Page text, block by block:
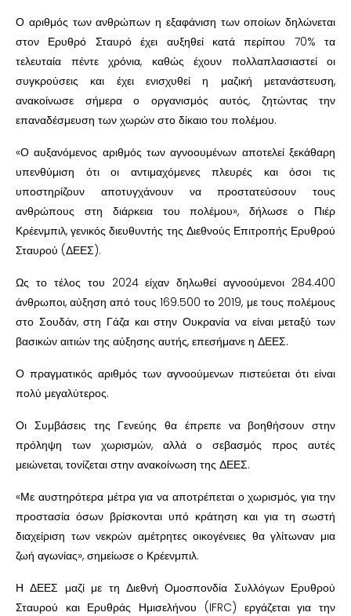
Ο αριθμός των ανθρώπων η εξαφάνιση των οποίων δηλώνεται
στον Ερυθρό Σταυρό έχει αυξηθεί κατά περίπου 70% τα
τελευταία πέντε χρόνια, καθώς έχουν πολλαπλασιαστεί οι
συγκρούσεις και έχει ενισχυθεί η μαζική μετανάστευση,
ανακοίνωσε σήμερα ο οργανισμός αυτός, ζητώντας την
επαναδέσμευση των χωρών στο δίκαιο του πολέμου.
«Ο αυξανόμενος αριθμός των αγνοουμένων αποτελεί ξεκάθαρη
υπενθύμιση ότι οι αντιμαχόμενες πλευρές και όσοι τις
υποστηρίζουν αποτυγχάνουν να προστατεύσουν τους
ανθρώπους στη διάρκεια του πολέμου», δήλωσε ο Πιέρ
Κρέενμπιλ, γενικός διευθυντής της Διεθνούς Επιτροπής Ερυθρού
Σταυρού (ΔΕΕΣ).
Ως το τέλος του 2024 είχαν δηλωθεί αγνοούμενοι 284.400
άνθρωποι, αύξηση από τους 169.500 το 2019, με τους πολέμους
στο Σουδάν, στη Γάζα και στην Ουκρανία να είναι μεταξύ των
βασικών αιτιών της αύξησης αυτής, επεσήμανε η ΔΕΕΣ.
Ο πραγματικός αριθμός των αγνοούμενων πιστεύεται ότι είναι
πολύ μεγαλύτερος.
Οι Συμβάσεις της Γενεύης θα έπρεπε να βοηθήσουν στην
πρόληψη των χωρισμών, αλλά ο σεβασμός προς αυτές
μειώνεται, τονίζεται στην ανακοίνωση της ΔΕΕΣ.
«Με αυστηρότερα μέτρα για να αποτρέπεται ο χωρισμός, για την
προστασία όσων βρίσκονται υπό κράτηση και για τη σωστή
διαχείριση των νεκρών αμέτρητες οικογένειες θα γλίτωναν μια
ζωή αγωνίας», σημείωσε ο Κρέενμπιλ.
Η ΔΕΕΣ μαζί με τη Διεθνή Ομοσπονδία Συλλόγων Ερυθρού
Σταυρού και Ερυθράς Ημισελήνου (IFRC) εργάζεται για την